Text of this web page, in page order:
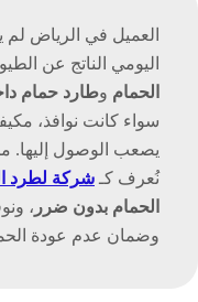
العميل في الرياض لم
اليومي الناتج عن
الحمام وطارد حمام
سواء كانت نوافذ،
يصعب الوصول إليها.
نُعرف كـ شركة لطرد
الحمام بدون ضرر ،
وضمان عدم عودة